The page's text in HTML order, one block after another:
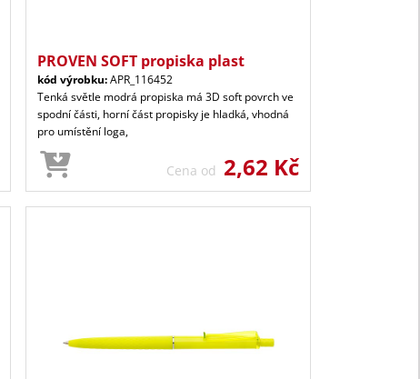
PROVEN SOFT propiska plast
kód výrobku:APR_116452
Tenká světle modrá propiska má 3D soft povrch ve
spodní části, horní část propisky je hladká, vhodná
pro umístění loga,
Cena od 2,62 Kč